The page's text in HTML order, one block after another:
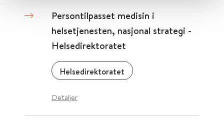
Persontilpasset medisin i
helsetjenesten, nasjonal strategi -
Helsedirektoratet
Helsedirektoratet
Detaljer